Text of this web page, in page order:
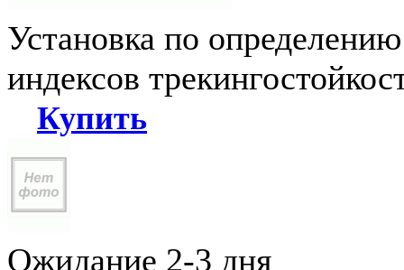
Установка по
индексов
Купить
Ожидание 2-3 дня